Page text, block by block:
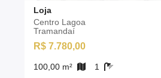
Loja
Centro Lagoa
Tramandaí
R$ 7.780,00
100,00 m² 1